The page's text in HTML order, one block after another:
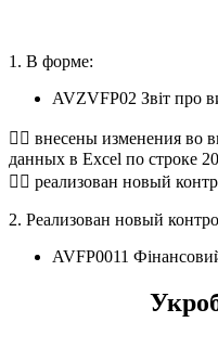
1. В форме:
AVZVFP02 Звіт про
 внесены изменения во
данных в Excel по строке
 реализован новый
2. Реализован новый
AVFP0011